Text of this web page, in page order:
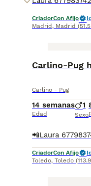
CriadorCon Afijo
Madrid , Madrid
Carlino-Pug
Carlino - Pug
14 semanas
Edad
1
Sexo
CriadorCon Afijo
Toledo, Toledo